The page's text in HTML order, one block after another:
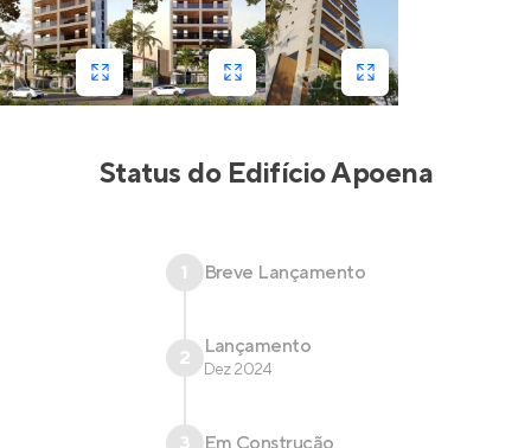
Status do Edifício Apoena
1 Breve Lançamento
2 Lançamento
Dez 2024